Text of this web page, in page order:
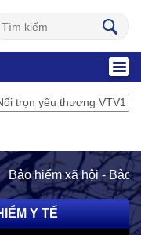
trọn yêu thương VTV1
Bảo hiểm xã hội - Bảo
Y TẾ